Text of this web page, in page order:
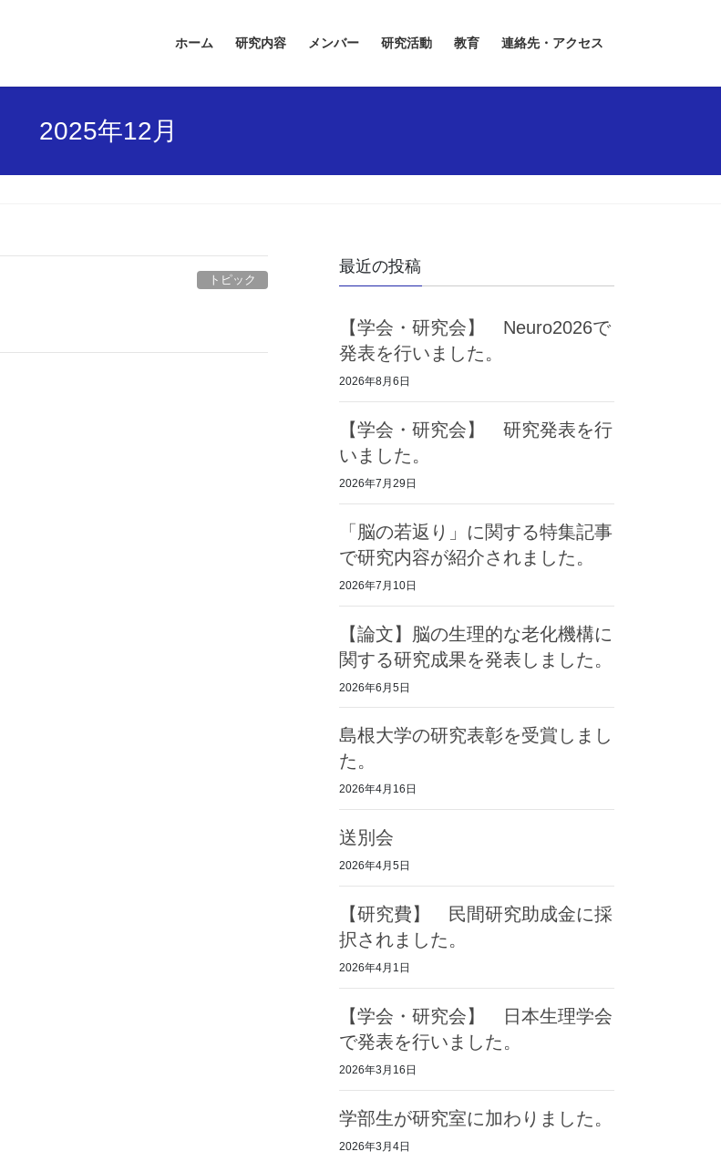
ホーム 研究内容 メンバー 研究活動 教育 連絡先・アクセス
2025年12月
トピック
最近の投稿
【学会・研究会】 Neuro2026で
発表を行いました。
2026年8月6日
【学会・研究会】 研究発表を行
いました。
2026年7月29日
「脳の若返り」に関する特集記事
で研究内容が紹介されました。
2026年7月10日
【論文】脳の生理的な老化機構に
関する研究成果を発表しました。
2026年6月5日
島根大学の研究表彰を受賞しまし
た。
2026年4月16日
送別会
2026年4月5日
【研究費】 民間研究助成金に採
択されました。
2026年4月1日
【学会・研究会】 日本生理学会
で発表を行いました。
2026年3月16日
学部生が研究室に加わりました。
2026年3月4日